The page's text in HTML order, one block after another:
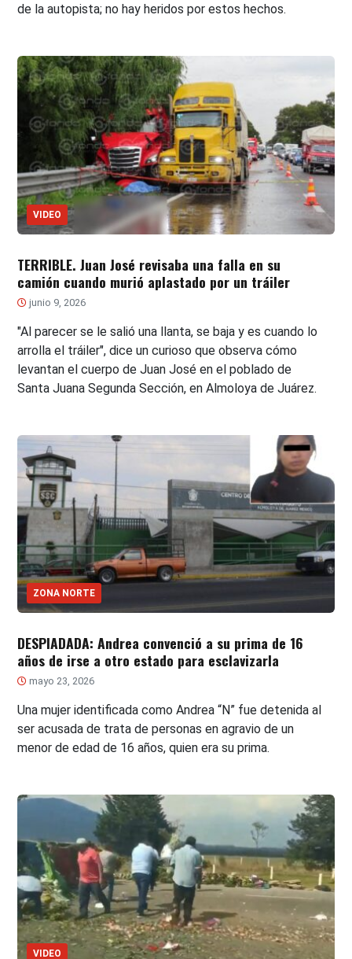
de la autopista; no hay heridos por estos hechos.
VIDEO
TERRIBLE. Juan José revisaba una falla en su
camión cuando murió aplastado por un tráiler
junio 9, 2026
"Al parecer se le salió una llanta, se baja y es cuando lo
arrolla el tráiler", dice un curioso que observa cómo
levantan el cuerpo de Juan José en el poblado de
Santa Juana Segunda Sección, en Almoloya de Juárez.
ZONA NORTE
DESPIADADA: Andrea convenció a su prima de 16
años de irse a otro estado para esclavizarla
mayo 23, 2026
Una mujer identificada como Andrea “N” fue detenida al
ser acusada de trata de personas en agravio de un
menor de edad de 16 años, quien era su prima.
VIDEO